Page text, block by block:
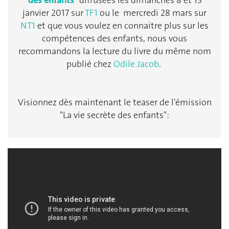
janvier 2017 surTF1 ou le mercredi 28 mars sur
NT1 et que vous voulez en connaitre plus sur les
compétences des enfants, nous vous
recommandons la lecture du livre du même nom
publié chez Odile Jacob.
Visionnez dès maintenant le teaser de l'émission
"La vie secrète des enfants":